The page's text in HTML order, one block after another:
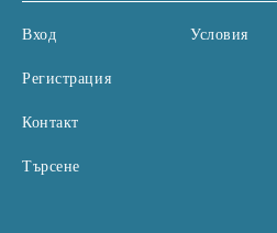
Вход
Регистрация
Контакт
Търсене
Условия